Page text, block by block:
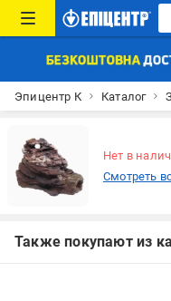
Эпицентр К Каталог
Нет в
Смотреть
Также покупают из